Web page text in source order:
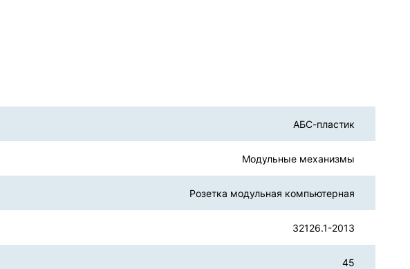
АБС-пластик
Модульные механизмы
Розетка модульная компьютерная
32126.1-2013
45